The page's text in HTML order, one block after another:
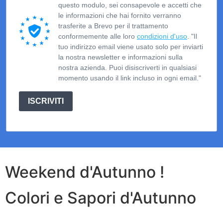
questo modulo, sei consapevole e accetti che
le informazioni che hai fornito verranno
trasferite a Brevo per il trattamento
conformemente alle loro condizioni d'uso . "Il
tuo indirizzo email viene usato solo per inviarti
la nostra newsletter e informazioni sulla
nostra azienda. Puoi disiscriverti in qualsiasi
momento usando il link incluso in ogni email."
ISCRIVITI
Weekend d'Autunno !
Colori e Sapori d'Autunno